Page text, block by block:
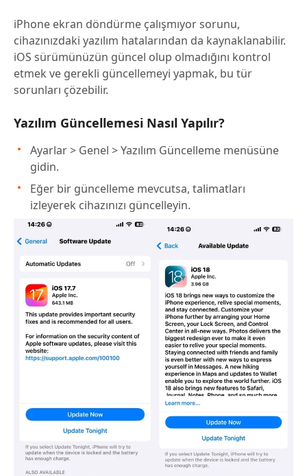
iPhone ekran döndürme çalışmıyor sorunu,
cihazınızdaki yazılım hatalarından da kaynaklanabilir.
iOS sürümünüzün güncel olup olmadığını kontrol
etmek ve gerekli güncellemeyi yapmak, bu tür
sorunları çözebilir.
Yazılım Güncellemesi Nasıl Yapılır?
Ayarlar > Genel > Yazılım Güncelleme menüsüne
gidin.
Eğer bir güncelleme mevcutsa, talimatları
izleyerek cihazınızı güncelleyin.